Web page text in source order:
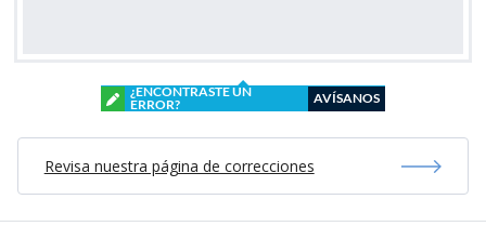
¿ENCONTRASTE UN
ERROR?
AVÍSANOS
Revisa nuestra página de correcciones